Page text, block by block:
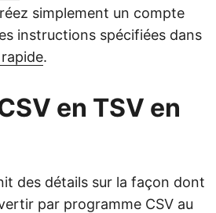
simplement un compte
instructions spécifiées dans
.
en TSV en
des détails sur la façon dont
par programme CSV au